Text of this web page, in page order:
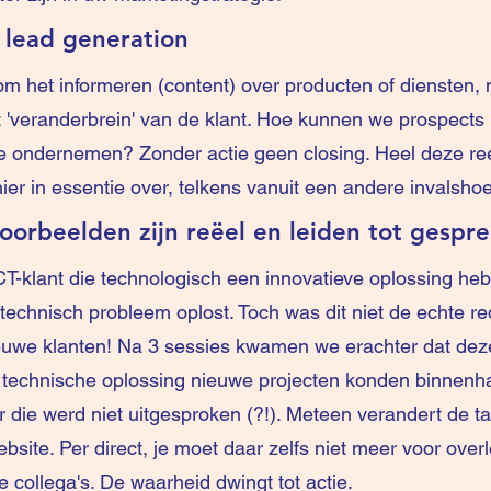
generation
het informeren (content) over producten of
van de klant. Hoe kunnen we
ondernemen? Zonder actie geen closing. Heel deze
in essentie over, telkens vanuit een andere
zijn reëel en leiden tot
klant die technologisch een innovatieve oplossing
probleem oplost. Toch was dit niet de echte
klanten! Na 3 sessies kwamen we erachter dat
oplossing nieuwe projecten konden
die werd niet uitgesproken (?!). Meteen verandert de
Per direct, je moet daar zelfs niet meer voor
collega's. De waarheid dwingt tot actie.